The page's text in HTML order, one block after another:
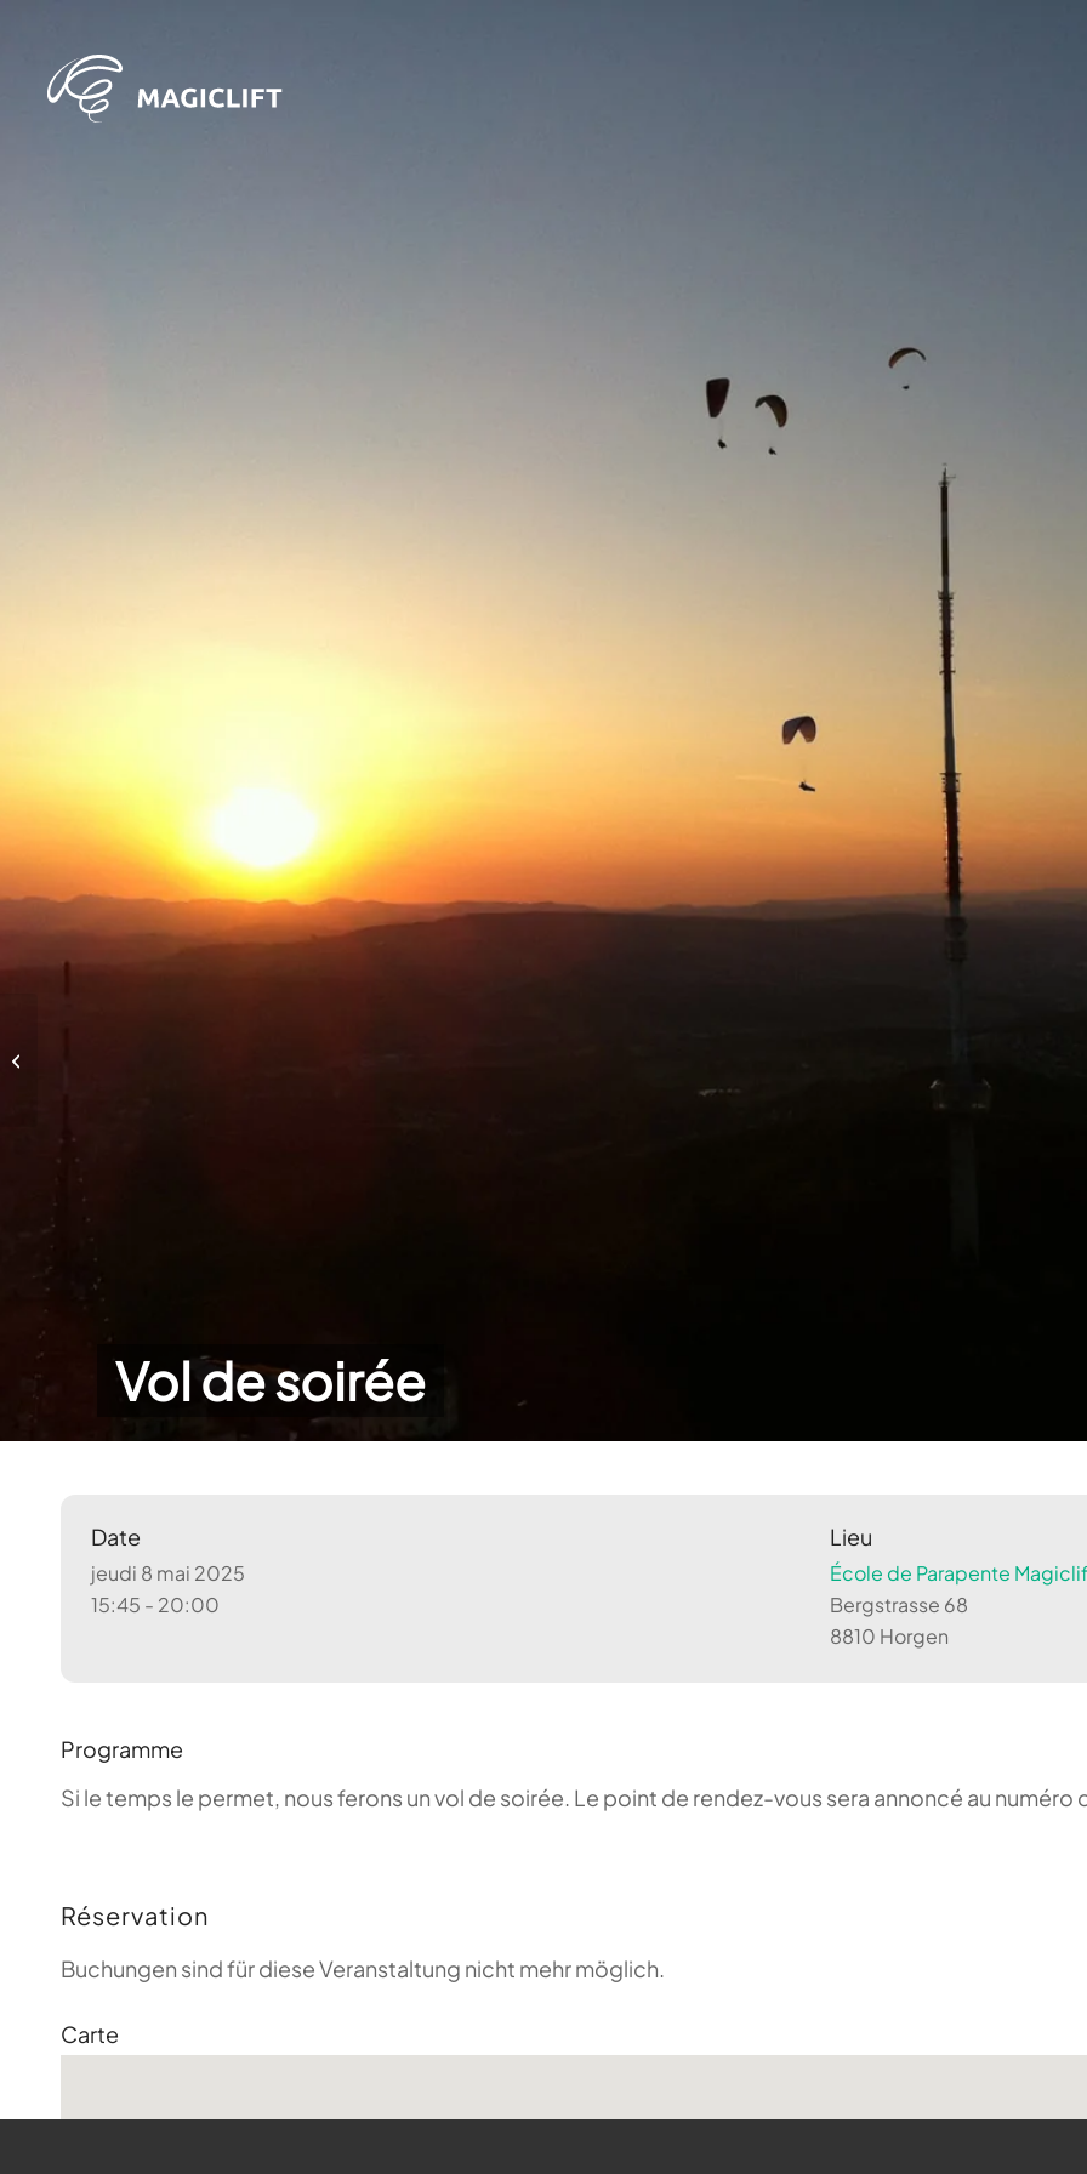
Vol de soirée
Date
jeudi 8 mai 2025
15:45 - 20:00
Lieu
École de Parapente
Bergstrasse 68
8810 Horgen
Programme
Si le temps le permet, nous ferons un vol de soirée. Le point de rendez-vous sera annoncé au numéro
Réservation
Buchungen sind für diese Veranstaltung nicht mehr möglich.
Carte